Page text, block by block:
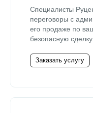
Специалисты
переговоры с
его продаже по
безопасную сделку.
Заказать услугу